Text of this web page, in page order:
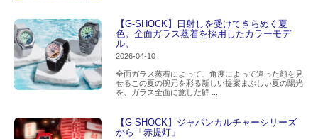
【G-SHOCK】日射しを受けてきらめく夏
色。全面ガラス蒸着を採用したカラーモデ
ル。
2026-04-10
全面ガラス蒸着によって、角度によって違った顔を見
せるこの夏の腕元を彩る新しい提案まぶしい夏の陽光
を、ガラス全面に施した鮮 ...
【G-SHOCK】ジャパンカルチャーシリーズ
から「赤提灯」